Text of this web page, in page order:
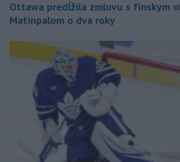
Ottawa predĺžila zmluvu s fínskym
Matinpalom o dva roky